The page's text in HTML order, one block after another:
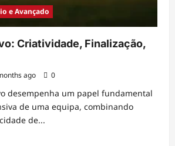
e Avançado
Criatividade, Finalização,
ago 0
desempenha um papel fundamental
de uma equipa, combinando
de...